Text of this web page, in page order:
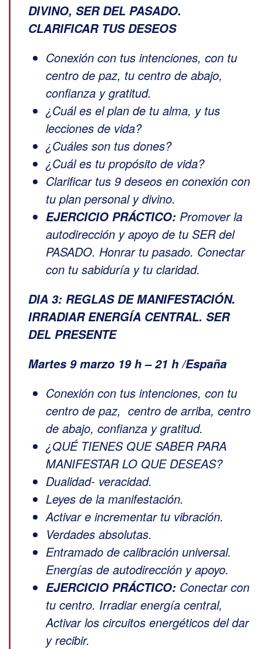
DIVINO, SER DEL PASADO.
CLARIFICAR TUS DESEOS
Conexión con tus intenciones, con tu
centro de paz, tu centro de abajo,
confianza y gratitud.
¿Cuál es el plan de tu alma, y tus
lecciones de vida?
¿Cuáles son tus dones?
¿Cuál es tu propósito de vida?
Clarificar tus 9 deseos en conexión con
tu plan personal y divino.
EJERCICIO PRÁCTICO: Promover la
autodirección y apoyo de tu SER del
PASADO. Honrar tu pasado. Conectar
con tu sabiduría y tu claridad.
DIA 3: REGLAS DE MANIFESTACIÓN.
IRRADIAR ENERGÍA CENTRAL. SER
DEL PRESENTE
Martes 9 marzo 19 h – 21 h /España
Conexión con tus intenciones, con tu
centro de paz, centro de arriba, centro
de abajo, confianza y gratitud.
¿QUÉ TIENES QUE SABER PARA
MANIFESTAR LO QUE DESEAS?
Dualidad- veracidad.
Leyes de la manifestación.
Activar e incrementar tu vibración.
Verdades absolutas.
Entramado de calibración universal.
Energías de autodirección y apoyo.
EJERCICIO PRÁCTICO: Conectar con
tu centro. Irradiar energía central,
Activar los circuitos energéticos del dar
y recibir.